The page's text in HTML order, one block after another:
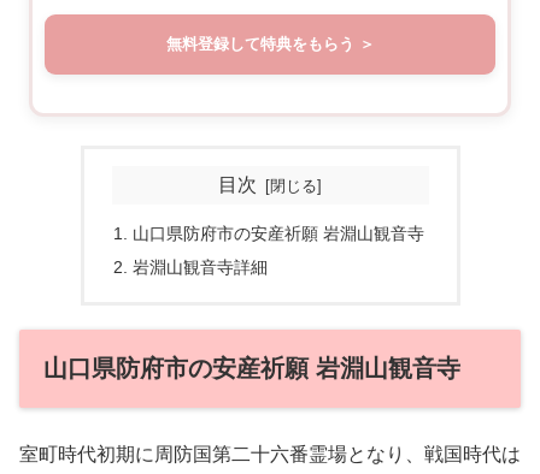
無料登録して特典をもらう
目次
山口県防府市の安産祈願 岩淵山観音寺
岩淵山観音寺詳細
山口県防府市の安産祈願 岩淵山観音寺
室町時代初期に周防国第二十六番霊場となり、戦国時代は